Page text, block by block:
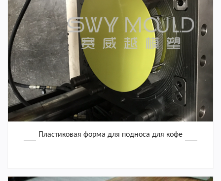
Пластиковая форма для подноса для кофе